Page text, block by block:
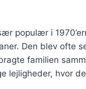
populær i
Den blev ofte
familien
lejligheder, hvor